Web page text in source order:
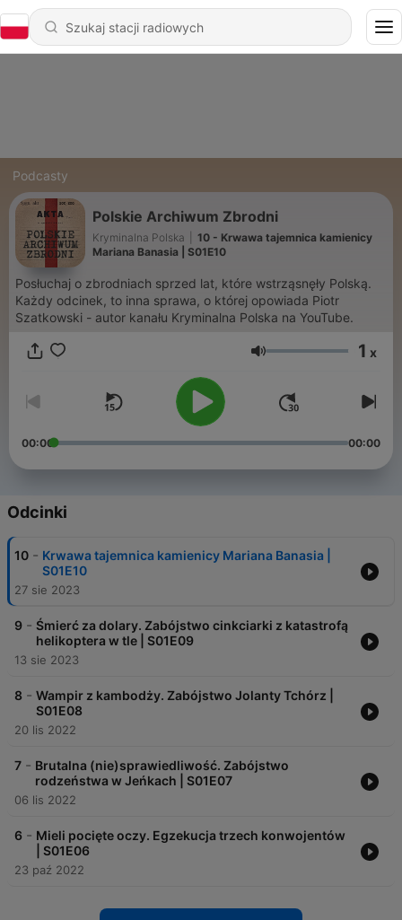
Podcasty
Polskie Archiwum Zbrodni
Kryminalna Polska
10 - Krwawa tajemnica kamienicy
Mariana Banasia | S01E10
Posłuchaj o zbrodniach sprzed lat, które wstrząsnęły Polską.
Każdy odcinek, to inna sprawa, o której opowiada Piotr
Szatkowski - autor kanału Kryminalna Polska na YouTube.
Głośność 1 x
00:00 00:00
Odcinki
10 - Krwawa tajemnica kamienicy Mariana Banasia |
S01E10
27 sie 2023
9 - Śmierć za dolary. Zabójstwo cinkciarki z katastrofą
helikoptera w tle | S01E09
13 sie 2023
8 - Wampir z kambodży. Zabójstwo Jolanty Tchórz |
S01E08
20 lis 2022
7 - Brutalna (nie)sprawiedliwość. Zabójstwo
rodzeństwa w Jeńkach | S01E07
06 lis 2022
6 - Mieli pocięte oczy. Egzekucja trzech konwojentów
| S01E06
23 paź 2022